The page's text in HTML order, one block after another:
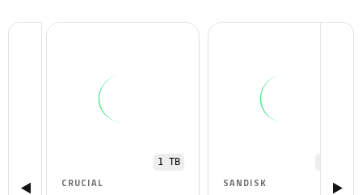
1 TB
CRUCIAL SANDISK